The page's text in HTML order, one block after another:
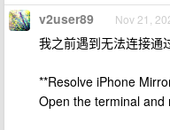
v2user89 Nov 21,
我之前遇到无法连接通
**Resolve iPhone
Open the terminal and